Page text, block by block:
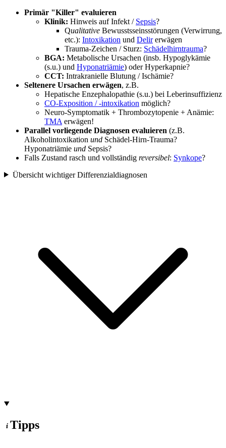
Primär "Killer" evaluieren
Klinik: Hinweis auf Infekt / Sepsis?
Qualitative Bewusstsseinsstörungen (Verwirrung,
etc.): Intoxikation und Delirerwägen
Trauma-Zeichen / Sturz: Schädelhirntrauma?
BGA: Metabolische Ursachen (insb. Hypoglykämie
(s.u.) und Hyponatriämie) oder Hyperkapnie?
CCT: Intrakranielle Blutung / Ischämie?
Seltenere Ursachen erwägen, z.B.
Hepatische Enzephalopathie (s.u.) bei Leberinsuffizienz
CO-Exposition / -intoxikation möglich?
Neuro-Symptomatik + Thrombozytopenie + Anämie:
TMA erwägen!
Parallel vorliegende Diagnosen evaluieren (z.B.
Alkoholintoxikation und Schädel-Hirn-Trauma?
Hyponatriämie und Sepsis?
Falls Zustand rasch und vollständig reversibel: Synkope?
Übersicht wichtiger Differenzialdiagnosen
Tipps